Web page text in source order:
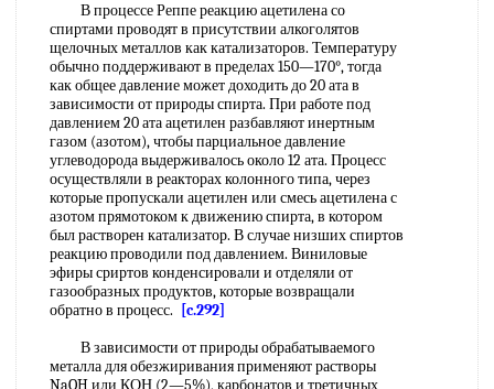
В процессе Реппе реакцию ацетилена со
спиртами проводят в присутствии алкоголятов
щелочных металлов как катализаторов. Температуру
обычно поддерживают в пределах 150—170°, тогда
как общее давление может доходить до 20 ата в
зависимости от природы спирта. При работе под
давлением 20 ата ацетилен разбавляют инертным
газом (азотом), чтобы парциальное давление
углеводорода выдерживалось около 12 ата. Процесс
осуществляли в реакторах колонного типа, через
которые пропускали ацетилен или смесь ацетилена с
азотом прямотоком к движению спирта, в котором
был растворен катализатор. В случае низших спиртов
реакцию проводили под давлением. Виниловые
эфиры сриртов конденсировали и отделяли от
газообразных продуктов, которые возвращали
обратно в процесс.
[c.292]
В зависимости от природы обрабатываемого
металла для обезжиривания применяют растворы
NaOH или КОН (2—5%), карбонатов и третичных